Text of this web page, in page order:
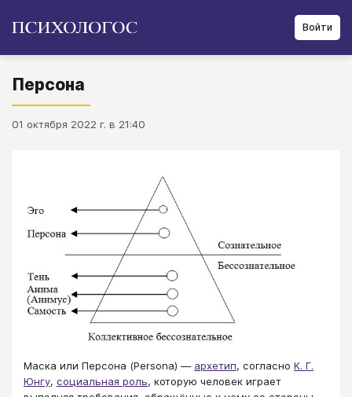
Войти
Персона
01 октября 2022 г. в 21:40
Маска или Персона (Persona) — архетип, согласно К. Г.
Юнгу, социальная роль, которую человек играет